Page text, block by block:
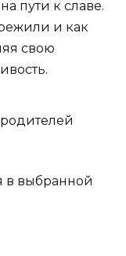
пути к славе.
и как
свою
в выбранной